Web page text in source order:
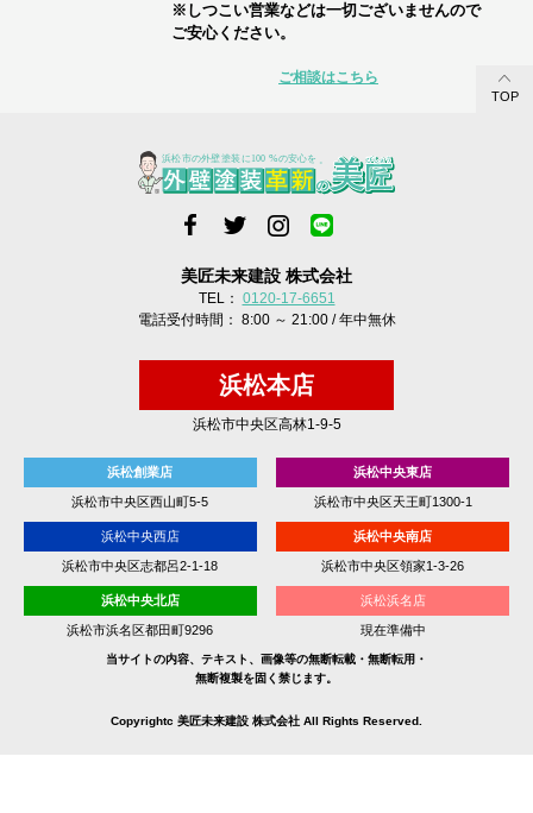
※しつこい営業などは一切ございませんので
ご安心ください。
ご相談はこちら
TOP
美匠未来建設 株式会社
TEL： 0120-17-6651
電話受付時間： 8:00 ～ 21:00 / 年中無休
浜松本店
浜松市中央区高林1-9-5
浜松創業店
浜松市中央区西山町5-5
浜松中央東店
浜松市中央区天王町1300-1
浜松中央西店
浜松市中央区志都呂2-1-18
浜松中央南店
浜松市中央区領家1-3-26
浜松中央北店
浜松市浜名区都田町9296
浜松浜名店
現在準備中
当サイトの内容、テキスト、画像等の無断転載・無断転用・
無断複製を固く禁じます。
Copyrightc 美匠未来建設 株式会社 All Rights Reserved.